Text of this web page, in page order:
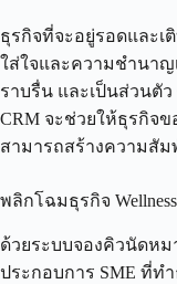
ธุรกิจที่จะอยู่รอดและเ
ใส่ใจและความชำนาญ
ราบรื่น และเป็นส่วนตั
CRM จะช่วยให้ธุรกิจ
สามารถสร้างความสั
พลิกโฉมธุรกิจ
ด้วยระบบจองคิวนัดหม
ประกอบการ SME ที่ท